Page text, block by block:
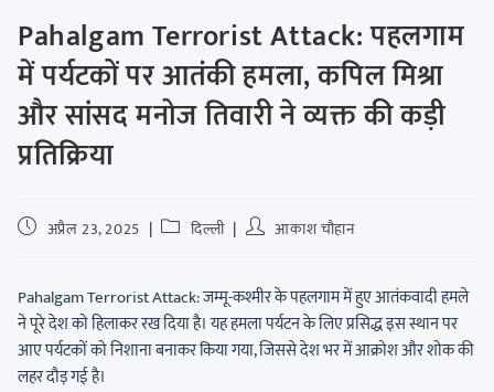
Pahalgam Terrorist Attack: पहलगाम
में पर्यटकों पर आतंकी हमला, कपिल मिश्रा
और सांसद मनोज तिवारी ने व्यक्त की कड़ी
प्रतिक्रिया
अप्रैल 23, 2025 दिल्ली आकाश चौहान
Pahalgam Terrorist Attack: जम्मू-कश्मीर के पहलगाम में हुए आतंकवादी हमले
ने पूरे देश को हिलाकर रख दिया है। यह हमला पर्यटन के लिए प्रसिद्ध इस स्थान पर
आए पर्यटकों को निशाना बनाकर किया गया, जिससे देश भर में आक्रोश और शोक की
लहर दौड़ गई है।